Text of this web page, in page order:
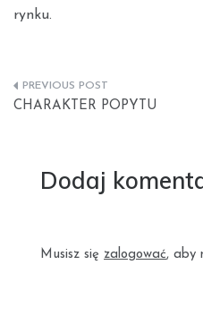
rynku.
Nawigacja
CHARAKTER POPYTU
Dodaj
Musisz się zalogować, aby